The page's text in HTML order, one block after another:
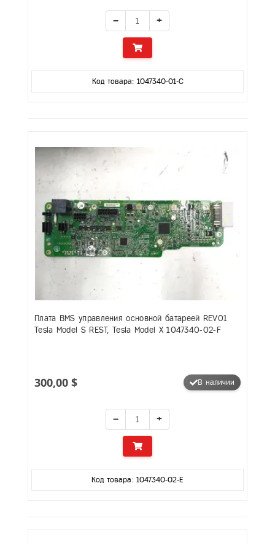
− +
Код товара: 1047340-01-C
Плата BMS управления основной батареей REV01
Tesla Model S REST, Tesla Model X 1047340-02-F
300,00 $ В наличии
− +
Код товара: 1047340-02-E